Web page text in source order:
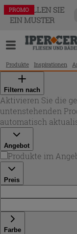
BESTELLEN SIE
EIN MUSTER
Produkte Inspirationen
Filtern nach
Aktivieren Sie die
untenstehenden
automatisch
Angebot
Produkte im
Preis
Farbe
PROMO
PROMO
PROMO
PROMO
PROMO